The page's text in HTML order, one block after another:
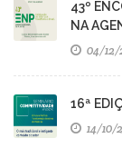
43º
NA
04/12/
16ª
14/10/